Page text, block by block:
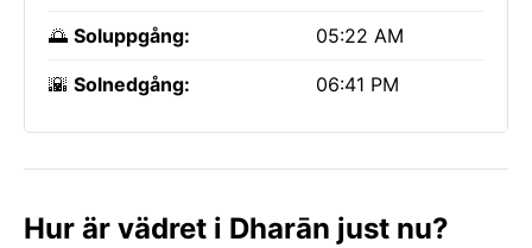
🌅 Soluppgång: 05:22 AM
🌇 Solnedgång: 06:41 PM
Hur är vädret i Dharān just nu?